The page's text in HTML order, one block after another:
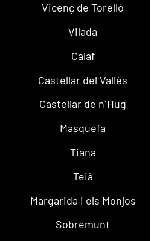
Vicenç de Torelló
Vilada
Calaf
Castellar del Vallès
Castellar de n´Hug
Masquefa
Tiana
Teià
Margarida i els Monjos
Sobremunt